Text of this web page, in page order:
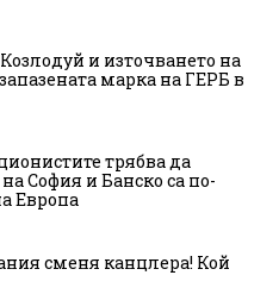
и източването на
марка на ГЕРБ в
трябва да
София и Банско са по-
Европа
сменя канцлера! Кой